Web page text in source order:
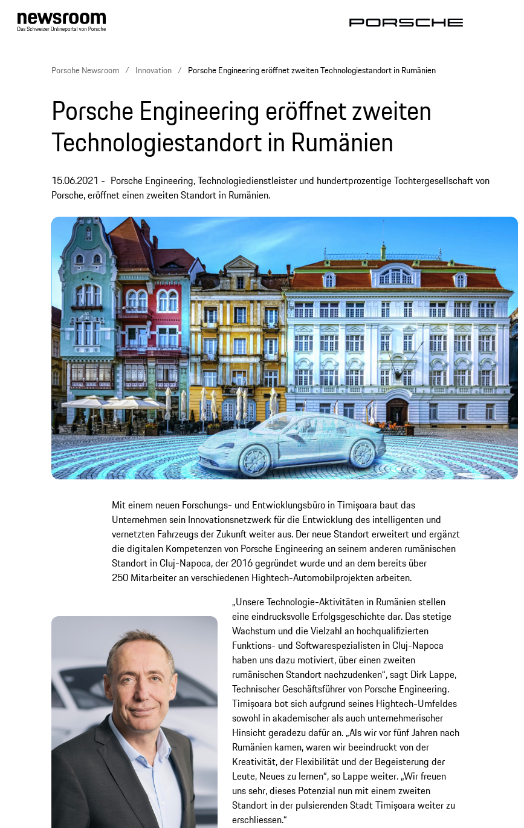
Porsche Newsroom Innovation Porsche Engineering eröffnet zweiten Technologiestandort in Rumänien
Porsche Engineering eröffnet zweiten
Technologiestandort in Rumänien
15.06.2021
Porsche Engineering, Technologiedienstleister und hundertprozentige Tochtergesellschaft von
Porsche, eröffnet einen zweiten Standort in Rumänien.
Mit einem neuen Forschungs- und Entwicklungsbüro in Timișoara baut das
Unternehmen sein Innovationsnetzwerk für die Entwicklung des intelligenten und
vernetzten Fahrzeugs der Zukunft weiter aus. Der neue Standort erweitert und ergänzt
die digitalen Kompetenzen von Porsche Engineering an seinem anderen rumänischen
Standort in Cluj-Napoca, der 2016 gegründet wurde und an dem bereits über
250 Mitarbeiter an verschiedenen Hightech-Automobilprojekten arbeiten.
„Unsere Technologie-Aktivitäten in Rumänien stellen
eine eindrucksvolle Erfolgsgeschichte dar. Das stetige
Wachstum und die Vielzahl an hochqualifizierten
Funktions- und Softwarespezialisten in Cluj-Napoca
haben uns dazu motiviert, über einen zweiten
rumänischen Standort nachzudenken“, sagt Dirk Lappe,
Technischer Geschäftsführer von Porsche Engineering.
Timișoara bot sich aufgrund seines Hightech-Umfeldes
sowohl in akademischer als auch unternehmerischer
Hinsicht geradezu dafür an. „Als wir vor fünf Jahren nach
Rumänien kamen, waren wir beeindruckt von der
Kreativität, der Flexibilität und der Begeisterung der
Leute, Neues zu lernen“, so Lappe weiter. „Wir freuen
uns sehr, dieses Potenzial nun mit einem zweiten
Standort in der pulsierenden Stadt Timișoara weiter zu
erschliessen.“